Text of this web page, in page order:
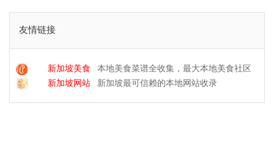
友情链接
新加坡美食
本地美食菜谱全收集，最大本地美食社区
新加坡网站
新加坡最可信赖的本地网站收录